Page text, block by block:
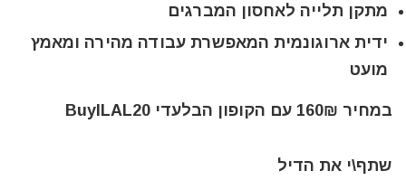
מתקן תלייה לאחסון המברגים
ידית ארוגונמית המאפשרת עבודה מהירה ומאמץ
מועט
במחיר 160₪ עם הקופון הבלעדי BuyILAL20
שתף\י את הדיל